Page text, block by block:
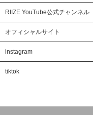
RIIZE YouTube公式チャンネル
オフィシャルサイト
instagram
tiktok